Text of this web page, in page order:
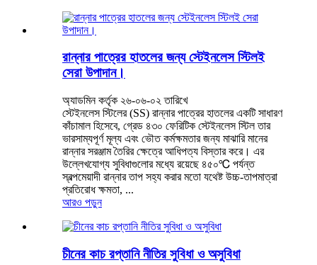
রান্নার পাত্রের হাতলের জন্য স্টেইনলেস স্টিলই
সেরা উপাদান।
অ্যাডমিন কর্তৃক ২৬-০৬-০২ তারিখে
স্টেইনলেস স্টিলের (SS) রান্নার পাত্রের হাতলের একটি সাধারণ
কাঁচামাল হিসেবে, গ্রেড ৪৩০ ফেরিটিক স্টেইনলেস স্টিল তার
ভারসাম্যপূর্ণ মূল্য এবং ভৌত কর্মক্ষমতার জন্য মাঝারি মানের
রান্নার সরঞ্জাম তৈরির ক্ষেত্রে আধিপত্য বিস্তার করে। এর
উল্লেখযোগ্য সুবিধাগুলোর মধ্যে রয়েছে ৪৫০℃ পর্যন্ত
স্বল্পমেয়াদী রান্নার তাপ সহ্য করার মতো যথেষ্ট উচ্চ-তাপমাত্রা
প্রতিরোধ ক্ষমতা, ...
আরও পড়ুন
চীনের কাচ রপ্তানি নীতির সুবিধা ও অসুবিধা